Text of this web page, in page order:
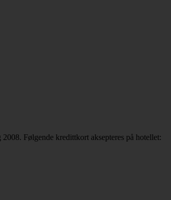
Følgende kredittkort aksepteres på hotellet: